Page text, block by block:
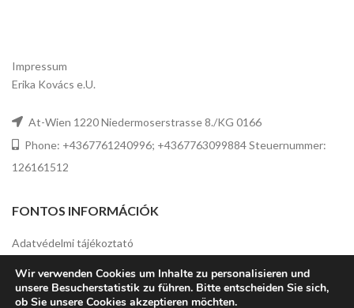
Impressum
Erika Kovács e.U.
At-Wien 1220 Niedermoserstrasse 8./KG 0166
Phone: +4367761240996; +4367763099884 Steuernummer:
126161512
FONTOS INFORMÁCIÓK
Adatvédelmi tájékoztató
Rólunk
Wir verwenden Cookies um Inhalte zu personalisieren und
unsere Besucherstatistik zu führen. Bitte entscheiden Sie sich,
ob Sie unsere Cookies akzeptieren möchten.